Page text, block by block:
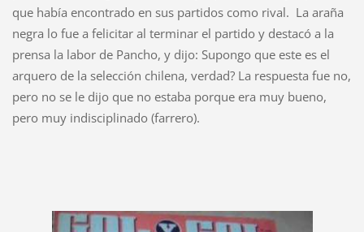
que había encontrado en sus partidos como rival. La araña
negra lo fue a felicitar al terminar el partido y destacó a la
prensa la labor de Pancho, y dijo: Supongo que este es el
arquero de la selección chilena, verdad? La respuesta fue no,
pero no se le dijo que no estaba porque era muy bueno,
pero muy indisciplinado (farrero).